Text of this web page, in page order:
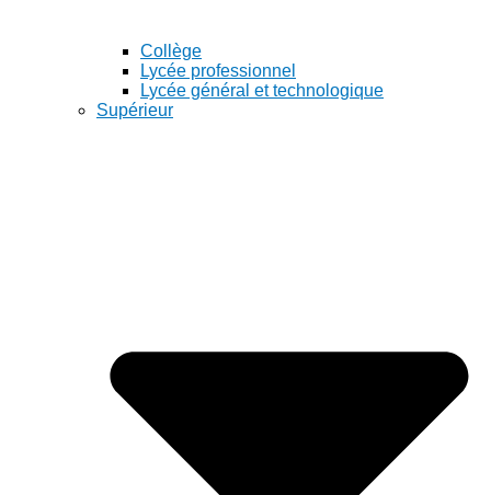
Collège
Lycée professionnel
Lycée général et technologique
Supérieur